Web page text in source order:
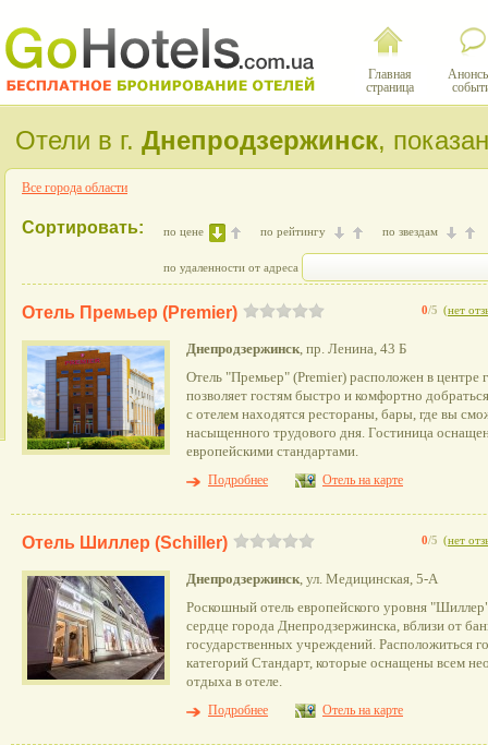
Главная
страница
Отели в г. Днепродзержинск,
Все города области
Сортировать: по цене по рейтингу по звездам
по удаленности от адреса
0/5 (нет
Отель Премьер (Premier)
Днепродзержинск, пр. Ленина, 43 Б
Отель "Премьер" (Premier) расположен в центре
позволяет гостям быстро и комфортно
с отелем находятся рестораны, бары, где вы
насыщенного трудового дня. Гостиница
европейскими стандартами.
Подробнее
Отель на карте
0/5 (нет
Отель Шиллер (Schiller)
Днепродзержинск, ул. Медицинская, 5-А
Роскошный отель европейского уровня
сердце города Днепродзержинска, вблизи от
государственных учреждений. Расположиться
категорий Стандарт, которые оснащены всем
отдыха в отеле.
Подробнее
Отель на карте